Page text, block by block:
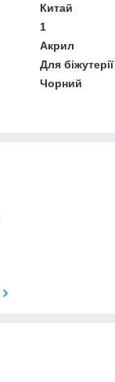
Китай
1
Акрил
Для біжутерії
Чорний